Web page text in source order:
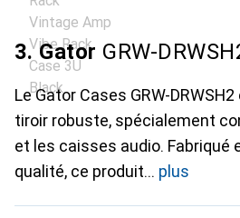
3. Gator GRW-
Le Gator Cases GRW-
tiroir robuste, spécialement
et les caisses audio. Fabriqué
qualité, ce produit
plus